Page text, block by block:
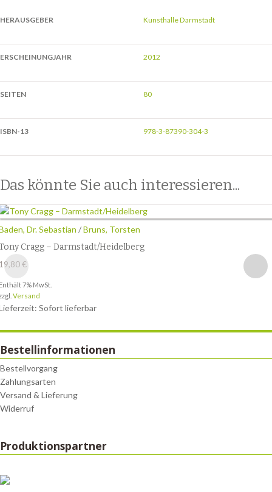
HERAUSGEBER Kunsthalle Darmstadt
ERSCHEINUNGJAHR 2012
SEITEN 80
ISBN-13 978-3-87390-304-3
Das könnte Sie auch interessieren...
Dr. Sebastian /Bruns, Torsten
Cragg – Darmstadt/Heidelberg
€
7% MwSt.
Versand
Sofort lieferbar
Bestellinformationen
Bestellvorgang
Zahlungsarten
Versand & Lieferung
Widerruf
Produktionspartner